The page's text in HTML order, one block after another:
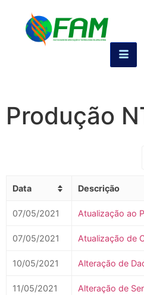
Produção
Data Descrição
07/05/2021 Atualização ao
07/05/2021 Atualização de
10/05/2021 Alteração de
11/05/2021 Alteração de